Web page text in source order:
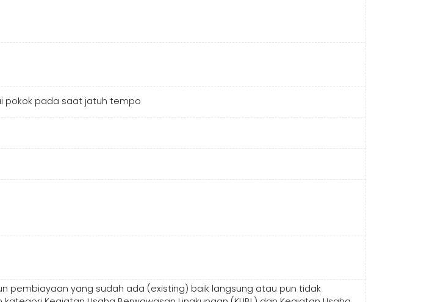
pokok pada saat jatuh tempo
pembiayaan yang sudah ada (existing) baik langsung atau pun tidak